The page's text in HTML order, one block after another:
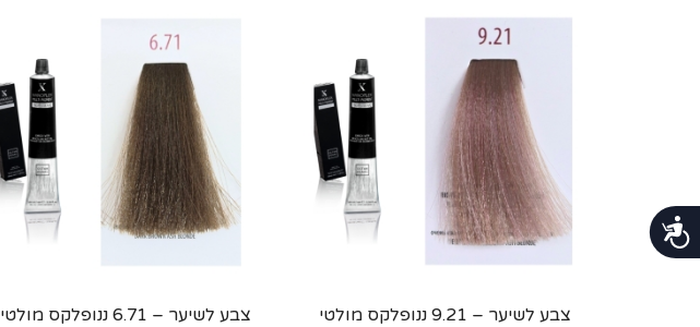
נגישות
צבע לשיער – 9.21 ננופלקס מולטי
צבע לשיער – 6.71 ננופלקס מולטי